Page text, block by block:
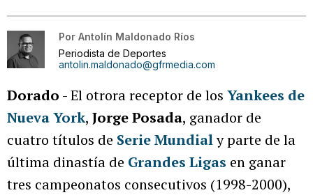
Por Antolín Maldonado Ríos
Periodista de Deportes
antolin.maldonado@gfrmedia.com
Dorado - El otrora receptor de los Yankees de
Nueva York, Jorge Posada, ganador de
cuatro títulos de Serie Mundialy parte de la
última dinastía de Grandes Ligas en ganar
tres campeonatos consecutivos (1998-2000),